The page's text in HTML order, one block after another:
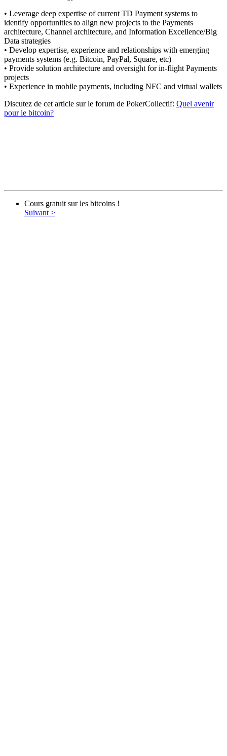
• Leverage deep expertise of current TD Payment systems to
identify opportunities to align new projects to the Payments
architecture, Channel architecture, and Information Excellence/Big
Data strategies
• Develop expertise, experience and relationships with emerging
payments systems (e.g. Bitcoin, PayPal, Square, etc)
• Provide solution architecture and oversight for in-flight Payments
projects
• Experience in mobile payments, including NFC and virtual wallets
Discutez de cet article sur le forum de PokerCollectif: Quel avenir
pour le bitcoin?
Cours gratuit sur les bitcoins !
Suivant >